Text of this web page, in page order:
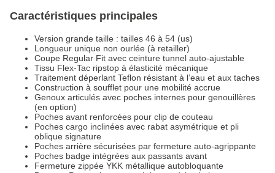
Caractéristiques principales
Version grande taille : tailles 46 à 54 (us)
Longueur unique non ourlée (à retailler)
Coupe Regular Fit avec ceinture tunnel auto-ajustable
Tissu Flex-Tac ripstop à élasticité mécanique
Traitement déperlant Teflon résistant à l’eau et aux taches
Construction à soufflet pour une mobilité accrue
Genoux articulés avec poches internes pour genouillères
(en option)
Poches avant renforcées pour clip de couteau
Poches cargo inclinées avec rabat asymétrique et pli
oblique signature
Poches arrière sécurisées par fermeture auto-agrippante
Poches badge intégrées aux passants avant
Fermeture zippée YKK métallique autobloquante